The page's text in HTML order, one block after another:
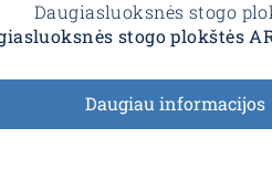
Daugiasluoksnės stogo
stogo plokštės
Daugiau informacijos